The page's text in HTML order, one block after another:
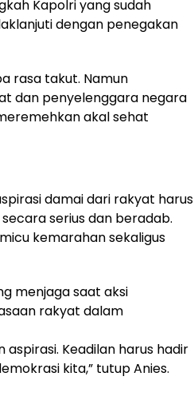
Kapolri yang sudah
dengan penegakan
rasa takut. Namun
dan penyelenggara negara
akal sehat
damai dari rakyat harus
serius dan beradab.
kemarahan sekaligus
menjaga saat aksi
rakyat dalam
Keadilan harus hadir
kita,” tutup Anies.